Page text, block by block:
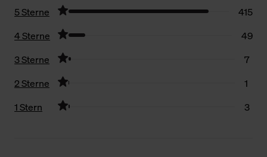
5 Sterne
415
4 Sterne
49
3 Sterne
7
2 Sterne
1
1 Stern
3